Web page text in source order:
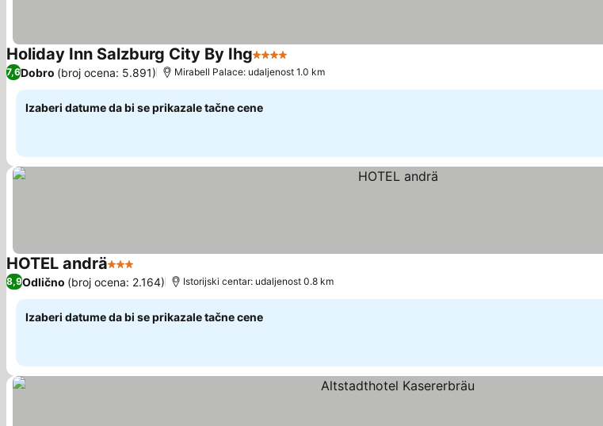
Holiday Inn Salzburg City By Ihg4 Zvezdice
7,6Dobro (broj ocena: 5.891) Mirabell Palace: udaljenost 1.0 km
Izaberi datume da bi se prikazale tačne cene
HOTEL andrä3 ZvezdicePogledaj cene
8,9Odlično (broj ocena: 2.164) Istorijski centar: udaljenost 0.8 km
Izaberi datume da bi se prikazale tačne cene